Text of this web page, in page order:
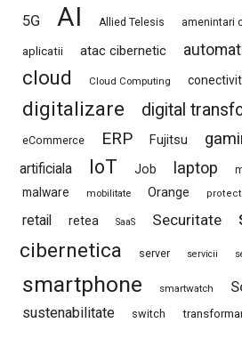
5G AI Allied Telesis amenintari
aplicatii atac cibernetic
cloud Cloud Computing
digitalizare digital
eCommerce ERP Fujitsu
artificiala
IoT Job laptop
malware mobilitate Orange
retail retea SaaS Securitate
cibernetica
server servicii
smartphone smartwatch
sustenabilitate switch